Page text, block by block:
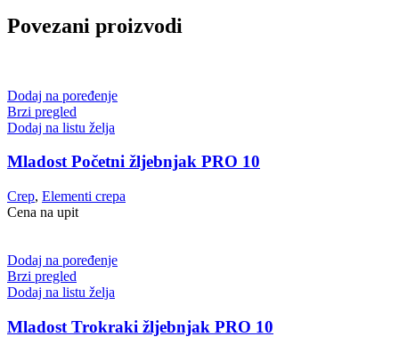
Povezani proizvodi
Dodaj na poređenje
Brzi pregled
Dodaj na listu želja
Mladost Početni žljebnjak PRO 10
Crep, Elementi crepa
Cena na upit
Dodaj na poređenje
Brzi pregled
Dodaj na listu želja
Mladost Trokraki žljebnjak PRO 10